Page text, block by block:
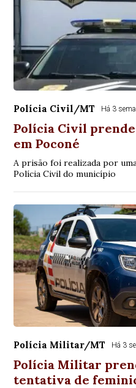
Polícia Civil/MT Há 3
Polícia Civil
em Poconé
A prisão foi realizada por
Polícia Civil do município
Polícia Militar/MT Há 3
Polícia Militar
tentativa de